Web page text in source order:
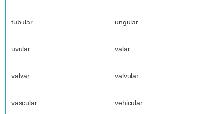
tubular ungular
uvular valar
valvar valvular
vascular vehicular